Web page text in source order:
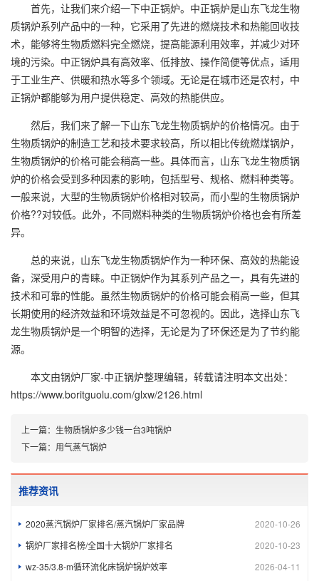
首先，让我们来介绍一下中正锅炉。中正锅炉是山东飞龙生物
质锅炉系列产品中的一种，它采用了先进的燃烧技术和热能回收技
术，能够将生物质燃料完全燃烧，提高能源利用效率，并减少对环
境的污染。中正锅炉具有高效率、低排放、操作简便等优点，适用
于工业生产、供暖和热水等多个领域。无论是在城市还是农村，中
正锅炉都能够为用户提供稳定、高效的热能供应。
然后，我们来了解一下山东飞龙生物质锅炉的价格情况。由于
生物质锅炉的制造工艺和技术要求较高，所以相比传统燃煤锅炉，
生物质锅炉的价格可能会稍高一些。具体而言，山东飞龙生物质锅
炉的价格会受到多种因素的影响，包括型号、规格、燃料种类等。
一般来说，大型的生物质锅炉价格相对较高，而小型的生物质锅炉
价格??对较低。此外，不同燃料种类的生物质锅炉价格也会有所差
异。
总的来说，山东飞龙生物质锅炉作为一种环保、高效的热能设
备，深受用户的青睐。中正锅炉作为其系列产品之一，具有先进的
技术和可靠的性能。虽然生物质锅炉的价格可能会稍高一些，但其
长期使用的经济效益和环境效益是不可忽视的。因此，选择山东飞
龙生物质锅炉是一个明智的选择，无论是为了环保还是为了节约能
源。
本文由锅炉厂家-中正锅炉整理编辑，转载请注明本文出处：
https://www.boritguolu.com/glxw/2126.html
上一篇： 生物质锅炉多少钱一台3吨锅炉
下一篇： 用气蒸气锅炉
推荐资讯
2020-10-26
2020蒸汽锅炉厂家排名/蒸汽锅炉厂家品牌
2020-10-23
锅炉厂家排名榜/全国十大锅炉厂家排名
2026-04-11
wz-35/3.8-m循环流化床锅炉锅炉效率